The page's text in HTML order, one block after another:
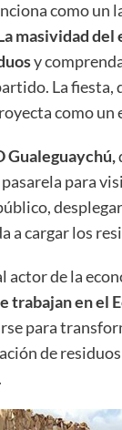
como
masividad
y
La
como un
Gualeguaychú,
para
a cargar los
actor de la
trabajan en el
para
de